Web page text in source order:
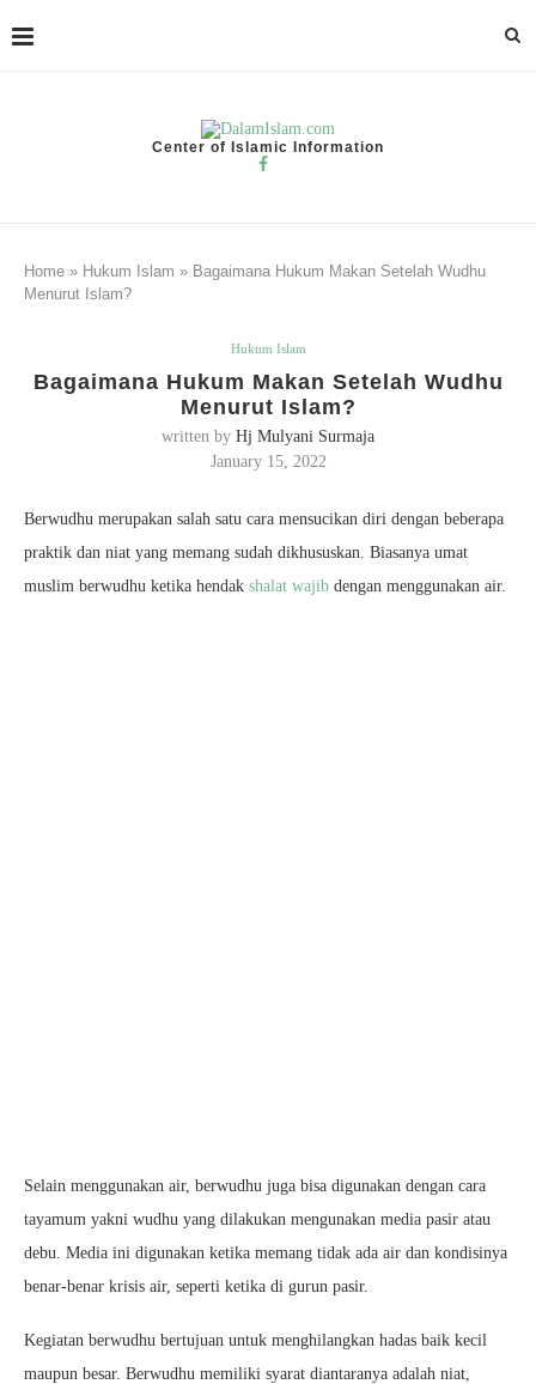
Center of Islamic Information
Home » Hukum Islam » Bagaimana Hukum Makan Setelah Wudhu
Menurut Islam?
Hukum Islam
Bagaimana Hukum Makan Setelah Wudhu
Menurut Islam?
written by Hj Mulyani Surmaja
January 15, 2022
Berwudhu merupakan salah satu cara mensucikan diri dengan beberapa
praktik dan niat yang memang sudah dikhususkan. Biasanya umat
muslim berwudhu ketika hendak shalat wajib dengan menggunakan air.
Selain menggunakan air, berwudhu juga bisa digunakan dengan cara
tayamum yakni wudhu yang dilakukan mengunakan media pasir atau
debu. Media ini digunakan ketika memang tidak ada air dan kondisinya
benar-benar krisis air, seperti ketika di gurun pasir.
Kegiatan berwudhu bertujuan untuk menghilangkan hadas baik kecil
maupun besar. Berwudhu memiliki syarat diantaranya adalah niat,